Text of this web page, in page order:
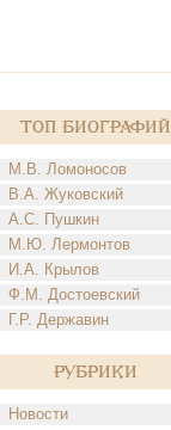
Топ Биографий
М.В. Ломоносов
В.А. Жуковский
А.С. Пушкин
М.Ю. Лермонтов
И.А. Крылов
Ф.М. Достоевский
Г.Р. Державин
Рубрики
Новости